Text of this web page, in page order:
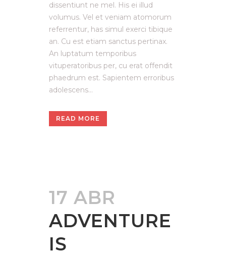
dissentiunt ne mel. His ei illud
volumus. Vel et veniam atomorum
referrentur, has simul exerci tibique
an. Cu est etiam sanctus pertinax.
An luptatum temporibus
vituperatoribus per, cu erat offendit
phaedrum est. Sapientem erroribus
adolescens...
READ MORE
17 ABR
ADVENTURE
IS